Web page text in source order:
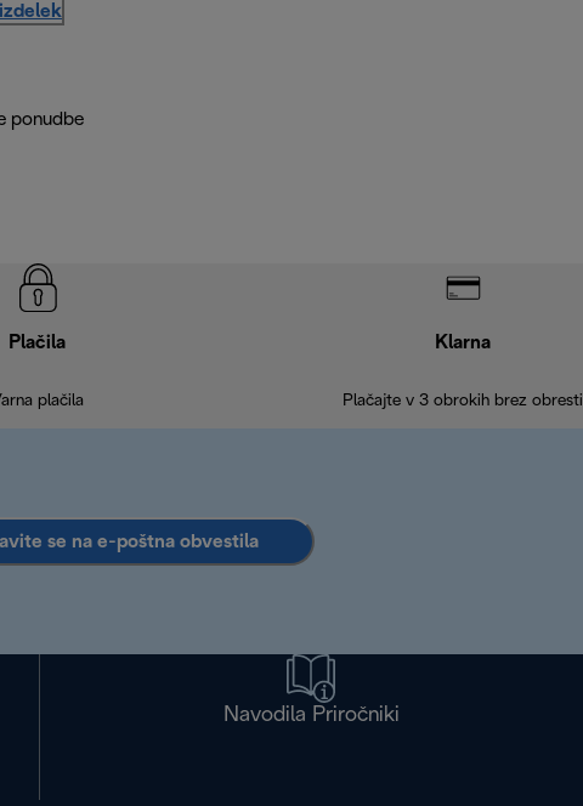
ponudbe
Plačila
plačila
Klarna
Plačajte v 3 obrokih brez obresti
se na e-poštna obvestila
Navodila Priročniki